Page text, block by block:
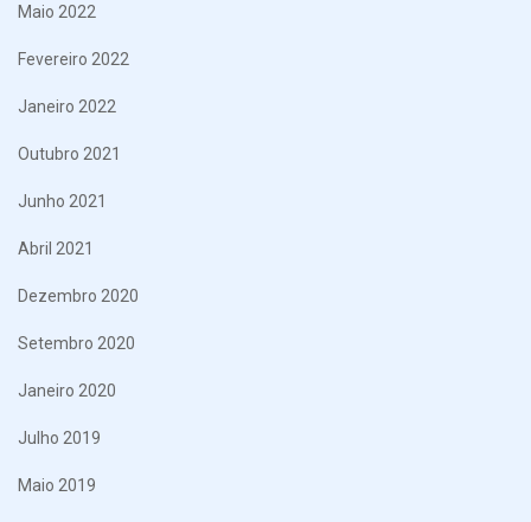
Maio 2022
Fevereiro 2022
Janeiro 2022
Outubro 2021
Junho 2021
Abril 2021
Dezembro 2020
Setembro 2020
Janeiro 2020
Julho 2019
Maio 2019